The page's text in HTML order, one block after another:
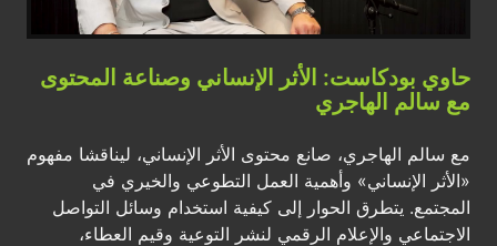
حاوي بودكاست: الأثر الإنساني وصناعة المحتوى
مع سالم الهاجري
مع سالم الهاجري، صانع محتوى الأثر الإنساني، ليناقشا مفهوم
«الأثر الإنساني» وأهمية العمل التطوعي والخيري في
المجتمع. يتطرق الحوار إلى كيفية استخدام وسائل التواصل
الاجتماعي والإعلام الرقمي لنشر التوعية وقيم العطاء،